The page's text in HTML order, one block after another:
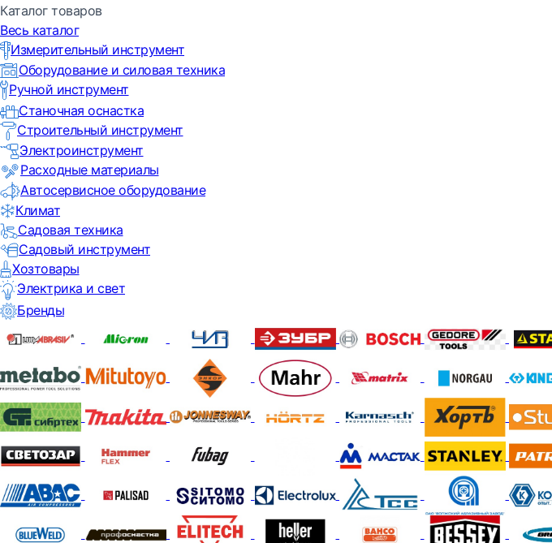
Каталог товаров
Весь каталог
Измерительный инструмент
Оборудование и силовая техника
Ручной инструмент
Станочная оснастка
Строительный инструмент
Электроинструмент
Расходные материалы
Автосервисное оборудование
Климат
Садовая техника
Садовый инструмент
Хозтовары
Электрика и свет
Бренды